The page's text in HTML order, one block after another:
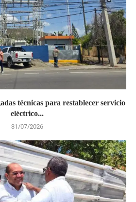
técnicas para restablecer servicio
eléctrico...
31/07/2026